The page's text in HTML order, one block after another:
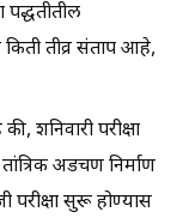
तीव्र संताप आहे,
शनिवारी परीक्षा
अडचण निर्माण
परीक्षा सुरू होण्यास